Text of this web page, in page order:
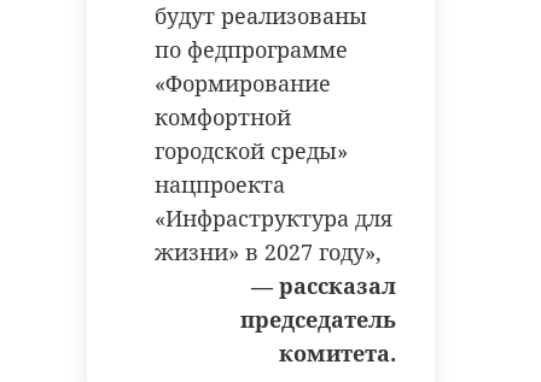
будут реализованы
по федпрограмме
«Формирование
комфортной
городской среды»
нацпроекта
«Инфраструктура для
жизни» в 2027 году»,
— рассказал
председатель
комитета.
голубыми цветами клуба.
Александр
Дрозденко
поздравил
работы она также участвует в
общественных делах — помогает в
субботниках и ухаживает за
воинскими захоронениями в
"Елена Нестерова из
поселка
Приладожский с
детства хотела быть
почтальоном. Сумка